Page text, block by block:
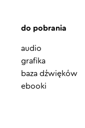
do pobrania
audio
grafika
baza dźwięków
ebooki